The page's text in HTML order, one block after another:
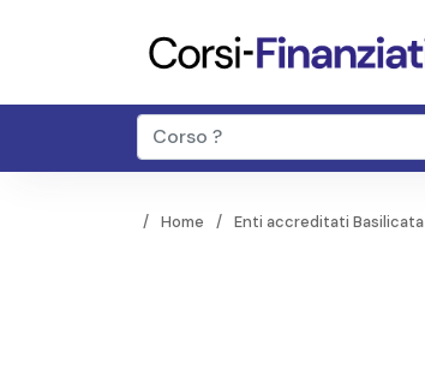
Home Enti accreditati Basilicata